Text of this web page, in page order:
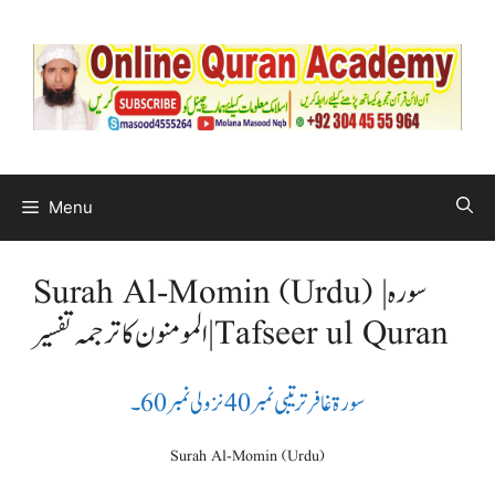
Menu
Surah Al-Momin (Urdu) |سورہ
المومنون کا ترجمہ تفسیر | Tafseer ul Quran
سورة غافر ترتیبی نمبر 40 نزولی نمبر 60۔
Surah Al-Momin (Urdu)